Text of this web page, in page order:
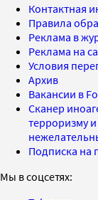
Контактная
Правила
Реклама в
Реклама на
Условия
Архив
Вакансии в
Сканер
терроризму
Подписка на
Мы в соцсетях: